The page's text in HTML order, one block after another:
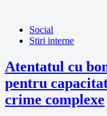
Social
Stiri interne
Atentatul cu
pentru
crime complexe